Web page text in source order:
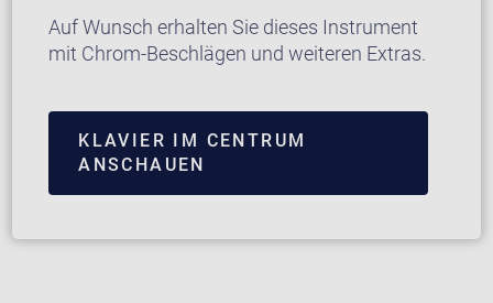
Auf Wunsch erhalten Sie dieses Instrument
mit Chrom-Beschlägen und weiteren Extras.
KLAVIER IM CENTRUM
ANSCHAUEN